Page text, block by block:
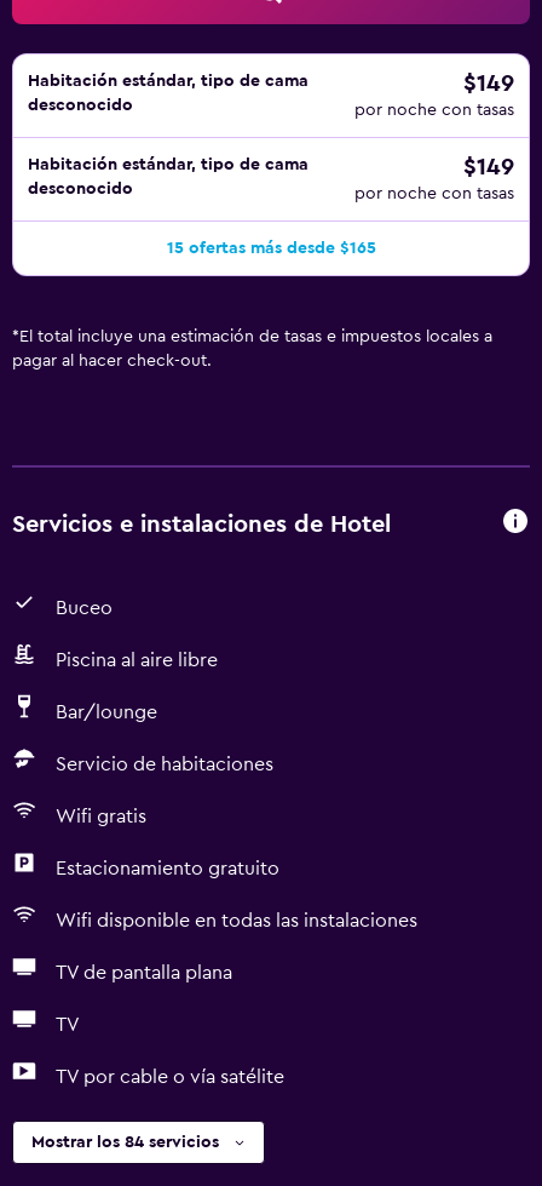
Habitación estándar, tipo de cama
desconocido
$149
por noche con tasas
Habitación estándar, tipo de cama
desconocido
$149
por noche con tasas
15 ofertas más desde $165
* El total incluye una estimación de tasas e impuestos locales a
pagar al hacer check-out.
Servicios e instalaciones de Hotel
Buceo
Piscina al aire libre
Bar/lounge
Servicio de habitaciones
Wifi gratis
Estacionamiento gratuito
Wifi disponible en todas las instalaciones
TV de pantalla plana
TV
TV por cable o vía satélite
Mostrar los 84 servicios